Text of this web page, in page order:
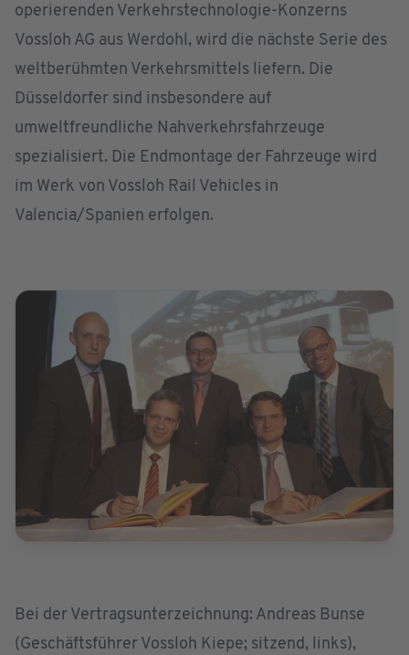
operierenden Verkehrstechnologie-Konzerns
Vossloh AG aus Werdohl, wird die nächste Serie des
weltberühmten Verkehrsmittels liefern. Die
Düsseldorfer sind insbesondere auf
umweltfreundliche Nahverkehrsfahrzeuge
spezialisiert. Die Endmontage der Fahrzeuge wird
im Werk von Vossloh Rail Vehicles in
Valencia/Spanien erfolgen.
Bei der Vertragsunterzeichnung: Andreas Bunse
(Geschäftsführer Vossloh Kiepe; sitzend, links),